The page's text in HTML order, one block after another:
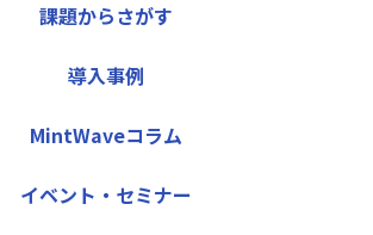
課題からさがす
導入事例
MintWaveコラム
イベント・セミナー